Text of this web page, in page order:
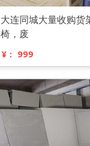
大连同城大量收购货
椅，废
¥： 999